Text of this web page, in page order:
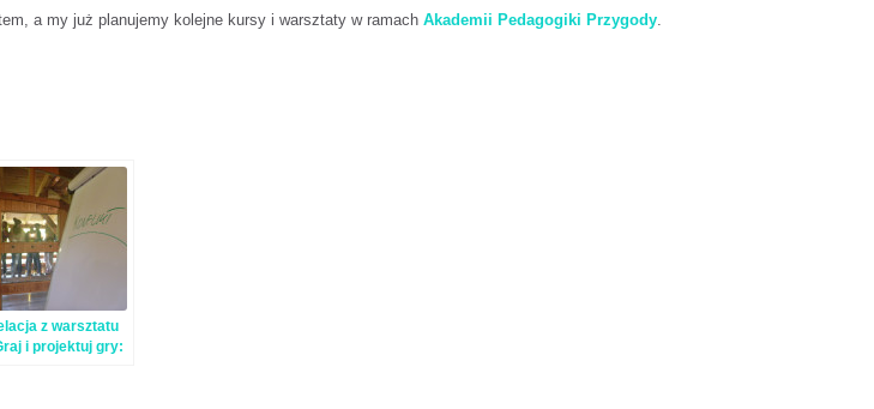
a my już planujemy kolejne kursy i warsztaty w ramach Akademii Pedagogiki Przygody.
z warsztatu
i projektuj gry: